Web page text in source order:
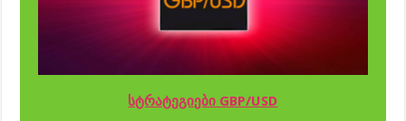
სტრატეგიები GBP/USD